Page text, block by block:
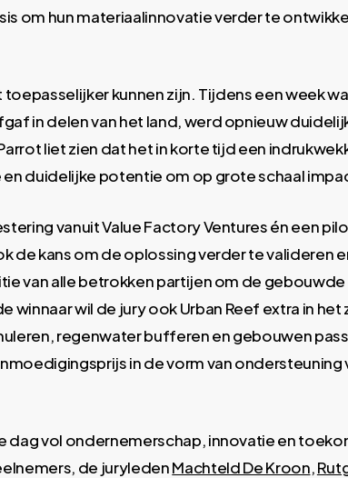
om hun materiaalinnovatie verder te
kunnen zijn. Tijdens een week
in delen van het land, werd opnieuw
liet zien dat het in korte tijd een
duidelijke potentie om op grote schaal
vanuit Value Factory Ventures én een
de kans om de oplossing verder te valideren
van alle betrokken partijen om de
wil de jury ook Urban Reef extra in
regenwater bufferen en gebouwen
in de vorm van ondersteuning
dag vol ondernemerschap, innovatie en
de juryledenMachteld De Kroon,